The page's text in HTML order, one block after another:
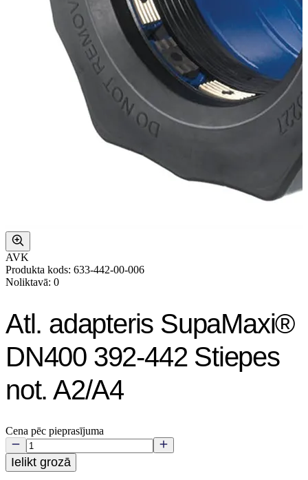
AVK
Produkta kods: 633-442-00-006
Noliktavā: 0
Atl. adapteris SupaMaxi®
DN400 392-442 Stiepes
not. A2/A4
Cena pēc pieprasījuma
Ielikt grozā